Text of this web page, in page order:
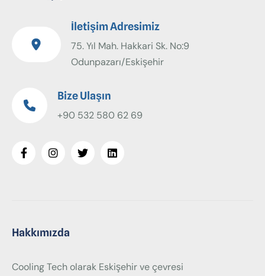
İletişim Adresimiz
75. Yıl Mah. Hakkari Sk. No:9
Odunpazarı/Eskişehir
Bize Ulaşın
+90 532 580 62 69
Hakkımızda
Cooling Tech olarak Eskişehir ve çevresi